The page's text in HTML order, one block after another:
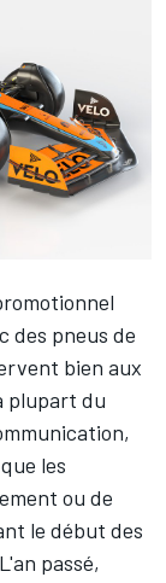
des pneus de
bien aux
plupart du
les
ou de
le début des
passé,